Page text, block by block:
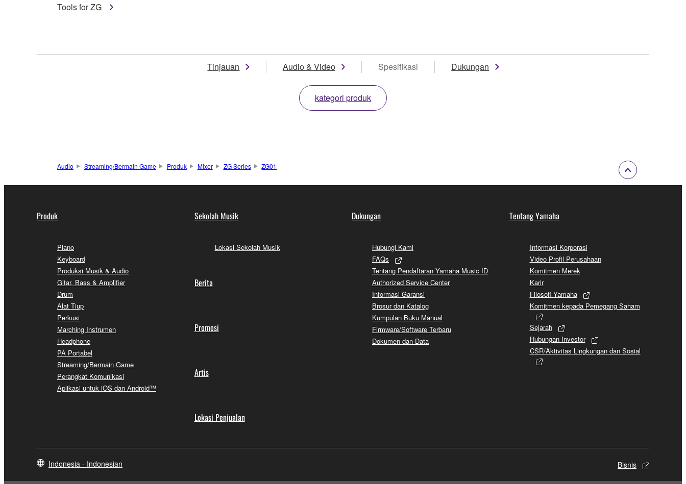
Tools for ZG
Tinjauan Audio & Video Spesifikasi Dukungan
kategori produk
Audio Streaming/Bermain Game Produk Mixer ZG Series ZG01
Produk
Piano
Keyboard
Produksi Musik & Audio
Gitar, Bass & Amplifier
Drum
Alat Tiup
Perkusi
Marching Instrumen
Headphone
PA Portabel
Streaming/Bermain Game
Perangkat Komunikasi
Aplikasi untuk iOS dan Android™
Sekolah Musik
Lokasi Sekolah Musik
Berita
Promosi
Artis
Lokasi Penjualan
Dukungan
Hubungi Kami
FAQs
Tentang Pendaftaran Yamaha Music ID
Authorized Service Center
Informasi Garansi
Brosur dan Katalog
Kumpulan Buku Manual
Firmware/Software Terbaru
Dokumen dan Data
Tentang Yamaha
Informasi Korporasi
Video Profil Perusahaan
Komitmen Merek
Karir
Filosofi Yamaha
Komitmen kepada Pemegang Saham
Sejarah
Hubungan Investor
CSR/Aktivitas Lingkungan dan Sosial
Indonesia - Indonesian Bisnis